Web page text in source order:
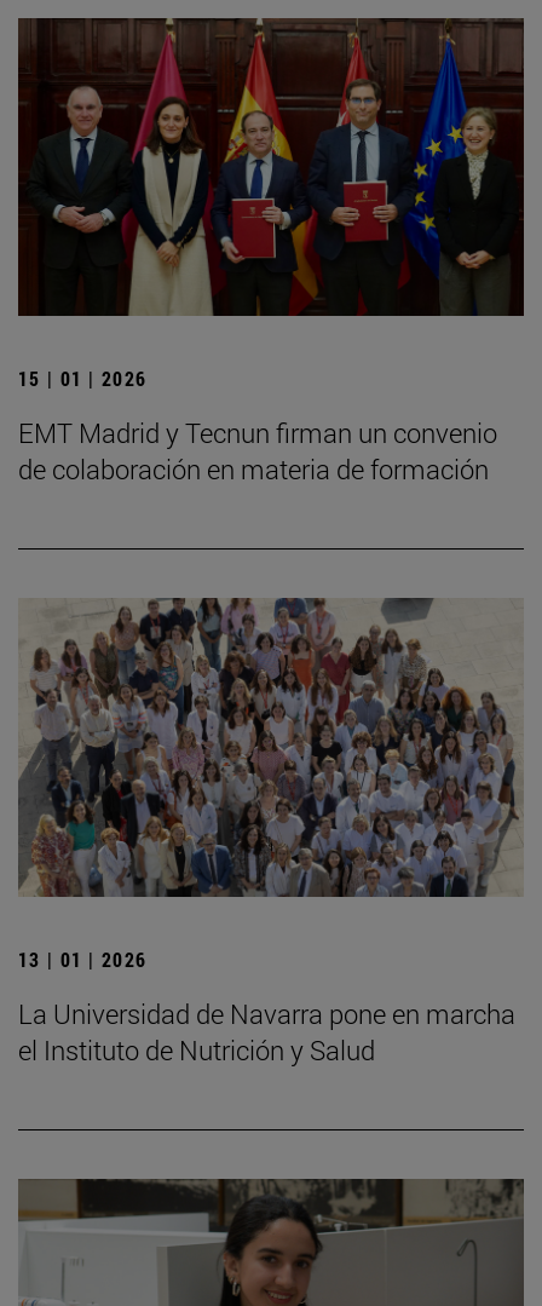
15 | 01 | 2026
EMT Madrid y Tecnun firman un convenio
de colaboración en materia de formación
13 | 01 | 2026
La Universidad de Navarra pone en marcha
el Instituto de Nutrición y Salud